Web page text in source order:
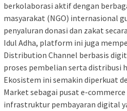
berkolaborasi aktif dengan
masyarakat (NGO) internasional
penyaluran donasi dan zakat
Idul Adha, platform ini juga
Distribution Channel berbasis
proses pembelian serta distribusi
Ekosistem ini semakin diperkuat
Market sebagai pusat e-
infrastruktur pembayaran digital